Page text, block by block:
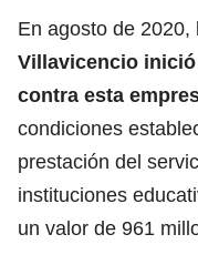
En agosto de 2020,
Villavicencio
contra esta
condiciones
prestación del
instituciones
un valor de 961